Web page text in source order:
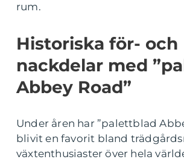
rum.
Historiska för- och
nackdelar med
Abbey Road”
Under åren har ”palettblad
blivit en favorit bland
växtenthusiaster över hela